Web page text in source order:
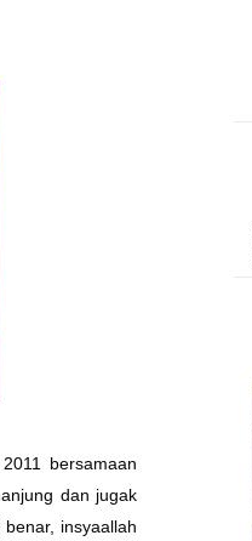
bersamaan
dan jugak
insyaallah